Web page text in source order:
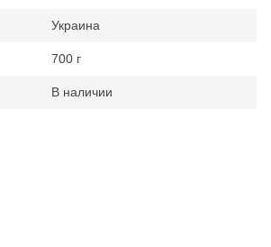
Украина
700 г
В наличии